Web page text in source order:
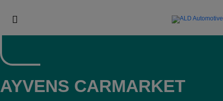
AYVENS CARMARKET